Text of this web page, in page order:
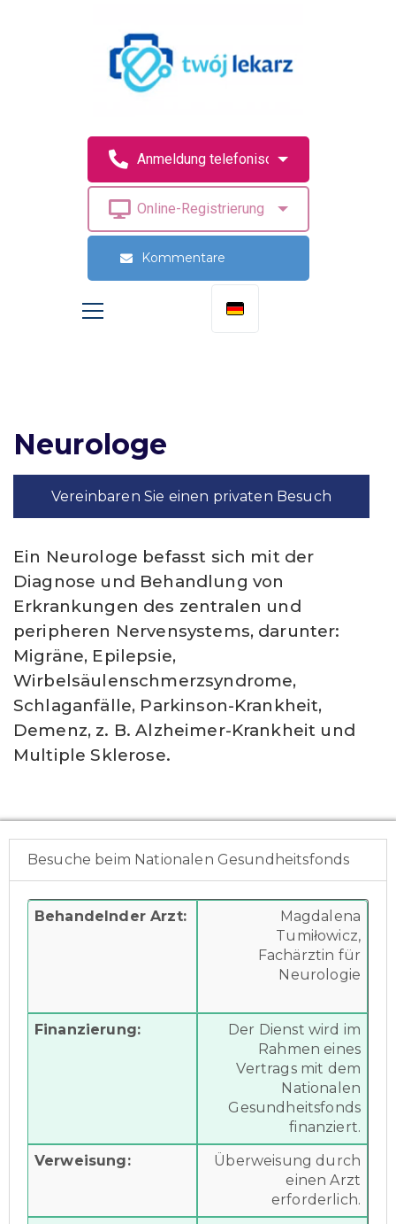
Kommentare
Neurologe
Vereinbaren Sie einen privaten Besuch
Ein Neurologe befasst sich mit der
Diagnose und Behandlung von
Erkrankungen des zentralen und
peripheren Nervensystems, darunter:
Migräne, Epilepsie,
Wirbelsäulenschmerzsyndrome,
Schlaganfälle, Parkinson-Krankheit,
Demenz, z. B. Alzheimer-Krankheit und
Multiple Sklerose.
Besuche beim Nationalen Gesundheitsfonds
Behandelnder Arzt:
Magdalena
Tumiłowicz,
Fachärztin für
Neurologie
Finanzierung:
Der Dienst wird im
Rahmen eines
Vertrags mit dem
Nationalen
Gesundheitsfonds
finanziert.
Verweisung:
Überweisung durch
einen Arzt
erforderlich.